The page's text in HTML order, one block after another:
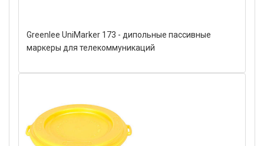
Greenlee UniMarker 173 - дипольные пассивные
маркеры для телекоммуникаций